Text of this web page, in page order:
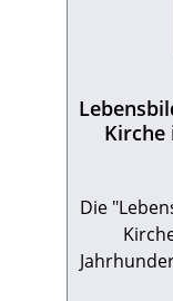
Kirche
Die